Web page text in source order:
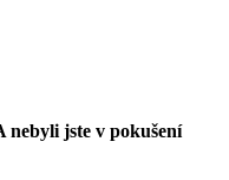
nebyli jste v pokušení